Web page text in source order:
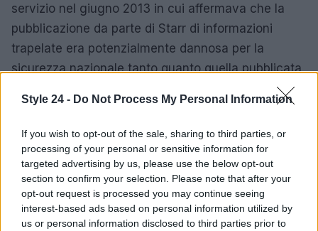
Style 24 - Do Not Process My Personal Information
If you wish to opt-out of the sale, sharing to third parties, or
processing of your personal or sensitive information for
targeted advertising by us, please use the below opt-out
section to confirm your selection. Please note that after your
opt-out request is processed you may continue seeing
interest-based ads based on personal information utilized by
us or personal information disclosed to third parties prior to
servizio nel giugno 2013 in cui affermava che la
pubblicazione da parte di Starr di informazioni
trapelate era potenzialmente dannosa per la
sicurezza nazionale tanto quanto quella pubblicata
su Twitter che ha fatto tendenza per diverse ore su
Internet quando ha definito il Kenya un «focolaio di
terrore» mentre il presidente Obama si dirigeva
verso la nazione dell’Africa orientale nel luglio 2015.
Starr si riferiva alla minaccia alla sicurezza